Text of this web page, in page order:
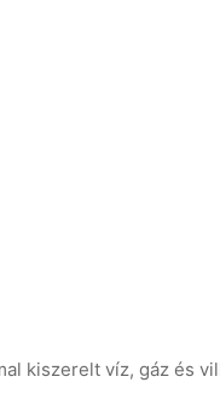
kiszerelt víz, gáz és